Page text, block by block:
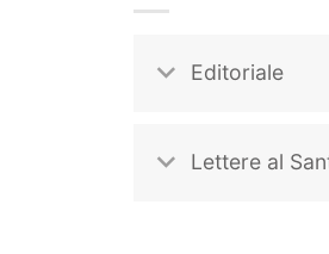
Editoriale
Lettere al